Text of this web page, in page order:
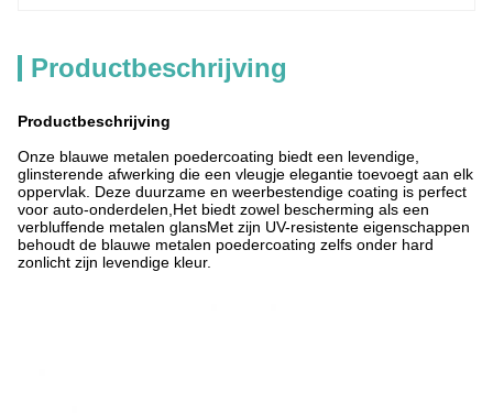
Productbeschrijving
Productbeschrijving
Onze blauwe metalen poedercoating biedt een levendige,
glinsterende afwerking die een vleugje elegantie toevoegt aan elk
oppervlak. Deze duurzame en weerbestendige coating is perfect
voor auto-onderdelen,Het biedt zowel bescherming als een
verbluffende metalen glansMet zijn UV-resistente eigenschappen
behoudt de blauwe metalen poedercoating zelfs onder hard
zonlicht zijn levendige kleur.